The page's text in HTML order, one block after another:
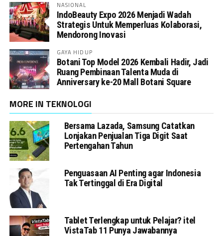
NASIONAL
IndoBeauty Expo 2026 Menjadi Wadah
Strategis Untuk Memperluas Kolaborasi,
Mendorong Inovasi
GAYA HIDUP
Botani Top Model 2026 Kembali Hadir, Jadi
Ruang Pembinaan Talenta Muda di
Anniversary ke-20 Mall Botani Square
MORE IN TEKNOLOGI
Bersama Lazada, Samsung Catatkan
Lonjakan Penjualan Tiga Digit Saat
Pertengahan Tahun
Penguasaan AI Penting agar Indonesia
Tak Tertinggal di Era Digital
Tablet Terlengkap untuk Pelajar? itel
VistaTab 11 Punya Jawabannya